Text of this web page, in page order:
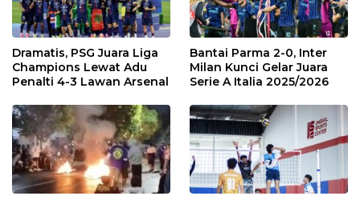
Dramatis, PSG Juara Liga
Champions Lewat Adu
Penalti 4-3 Lawan Arsenal
Bantai Parma 2-0, Inter
Milan Kunci Gelar Juara
Serie A Italia 2025/2026